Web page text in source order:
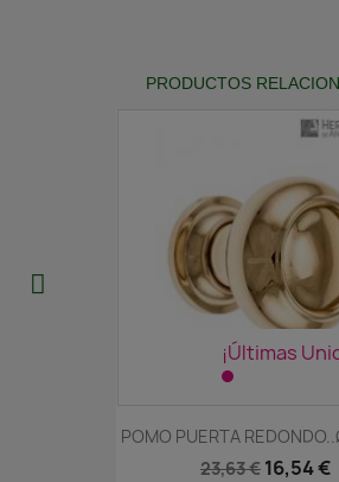
PRODUCTOS
¡Últimas
POMO PUERTA
23,63 € 16,54 €